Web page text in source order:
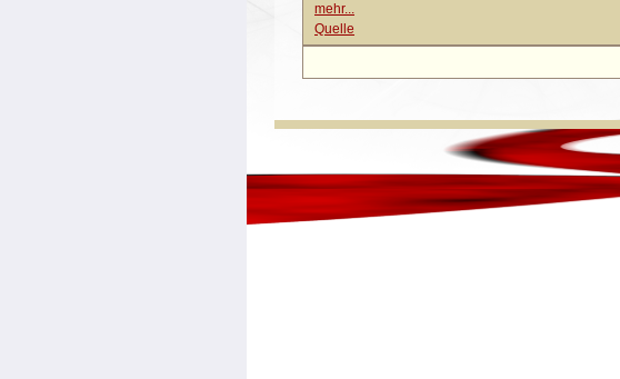
mehr...
Quelle